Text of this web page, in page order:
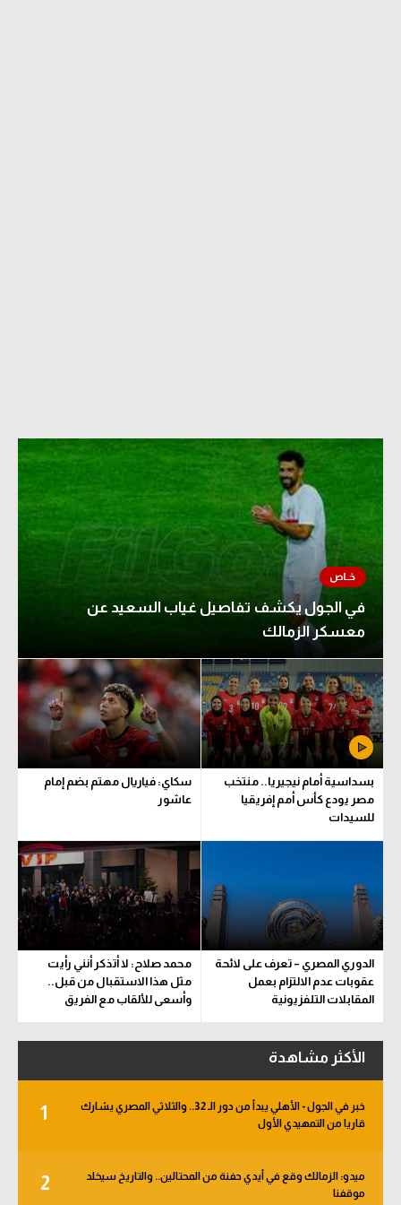
في الجول يكشف تفاصيل غياب السعيد عن
معسكر الزمالك
بسداسية أمام نيجيريا.. منتخب
مصر يودع كأس أمم إفريقيا
للسيدات
سكاي: فياريال مهتم بضم إمام
عاشور
الدوري المصري – تعرف على لائحة
عقوبات عدم الالتزام بعمل
المقابلات التلفزيونية
محمد صلاح: لا أتذكر أنني رأيت
مثل هذا الاستقبال من قبل..
وأسعى للألقاب مع الفريق
الأكثر مشاهدة
1
خبر في الجول - الأهلي يبدأ من دور الـ 32.. والثلاثي المصري يشارك
قاريا من التمهيدي الأول
2
ميدو: الزمالك وقع في أيدي حفنة من المحتالين.. والتاريخ سيخلد
موقفنا